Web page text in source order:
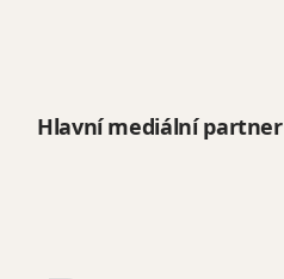
Hlavní mediální partner